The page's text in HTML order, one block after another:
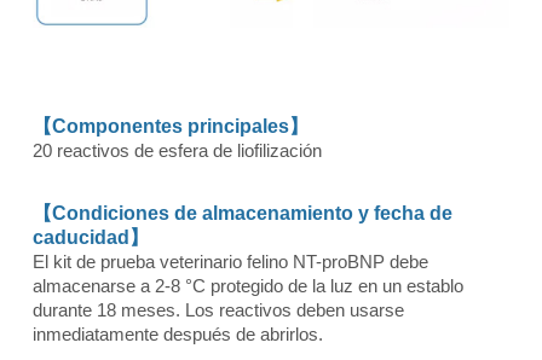
【Componentes principales】
20 reactivos de esfera de liofilización
【Condiciones de almacenamiento y fecha de
caducidad】
El kit de prueba veterinario felino NT-proBNP debe
almacenarse a 2-8 °C protegido de la luz en un establo
durante 18 meses. Los reactivos deben usarse
inmediatamente después de abrirlos.